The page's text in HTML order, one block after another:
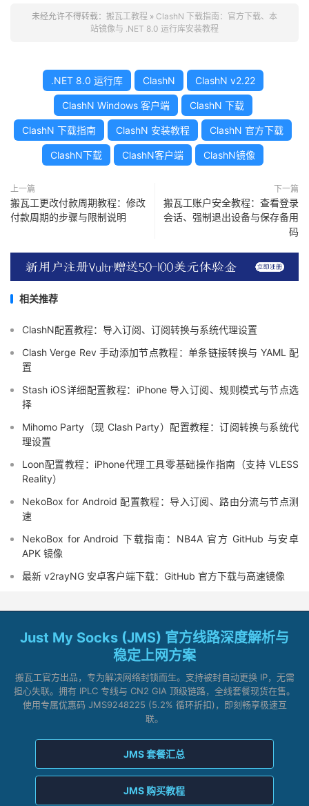
未经允许不得转载： 搬瓦工教程 » ClashN 下载指南：官方下载、本
站镜像与 .NET 8.0 运行库安装教程
.NET 8.0 运行库 ClashN ClashN v2.22
ClashN Windows 客户端 ClashN 下载
ClashN 下载指南 ClashN 安装教程 ClashN 官方下载
ClashN下载 ClashN客户端 ClashN镜像
上一篇
搬瓦工更改付款周期教程：修改
付款周期的步骤与限制说明
下一篇
搬瓦工账户安全教程：查看登录
会话、强制退出设备与保存备用
码
相关推荐
ClashN配置教程：导入订阅、订阅转换与系统代理设置
Clash Verge Rev 手动添加节点教程：单条链接转换与 YAML 配
置
Stash iOS详细配置教程：iPhone 导入订阅、规则模式与节点选
择
Mihomo Party（现 Clash Party）配置教程：订阅转换与系统代
理设置
Loon配置教程：iPhone代理工具零基础操作指南（支持 VLESS
Reality）
NekoBox for Android 配置教程：导入订阅、路由分流与节点测
速
NekoBox for Android 下载指南：NB4A 官方 GitHub 与安卓
APK 镜像
最新 v2rayNG 安卓客户端下载：GitHub 官方下载与高速镜像
Just My Socks (JMS) 官方线路深度解析与
稳定上网方案
搬瓦工官方出品，专为解决网络封锁而生。支持被封自动更换 IP，无需
担心失联。拥有 IPLC 专线与 CN2 GIA 顶级链路，全线套餐现货在售。
使用专属优惠码 JMS9248225 (5.2% 循环折扣)，即刻畅享极速互
联。
JMS 套餐汇总
JMS 购买教程